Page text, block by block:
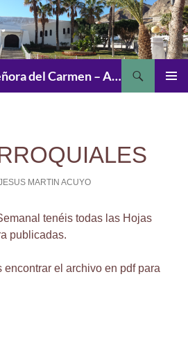
Parroquia Nuestra Señora del Carmen – Aguadulce
MARTIN ACUYO
tenéis todas las Hojas
publicadas.
encontrar el archivo en pdf para